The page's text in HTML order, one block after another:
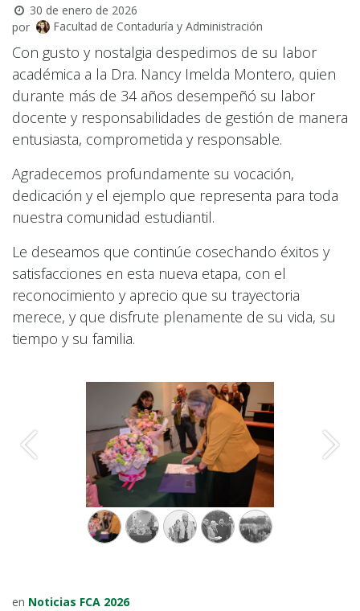
30 de enero de 2026
por
Facultad de Contaduría y Administración
Con gusto y nostalgia despedimos de su labor
académica a la Dra. Nancy Imelda Montero, quien
durante más de 34 años desempeñó su labor
docente y responsabilidades de gestión de manera
entusiasta, comprometida y responsable.
Agradecemos profundamente su vocación,
dedicación y el ejemplo que representa para toda
nuestra comunidad estudiantil.
Le deseamos que continúe cosechando éxitos y
satisfacciones en esta nueva etapa, con el
reconocimiento y aprecio que su trayectoria
merece, y que disfrute plenamente de su vida, su
tiempo y su familia.
Anterior
en Noticias FCA 2026